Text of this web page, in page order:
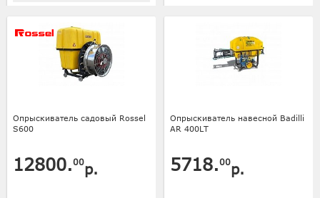
Опрыскиватель садовый Rossel
S600
12800.00р.
Опрыскиватель навесной Badilli
AR 400LT
5718.00р.